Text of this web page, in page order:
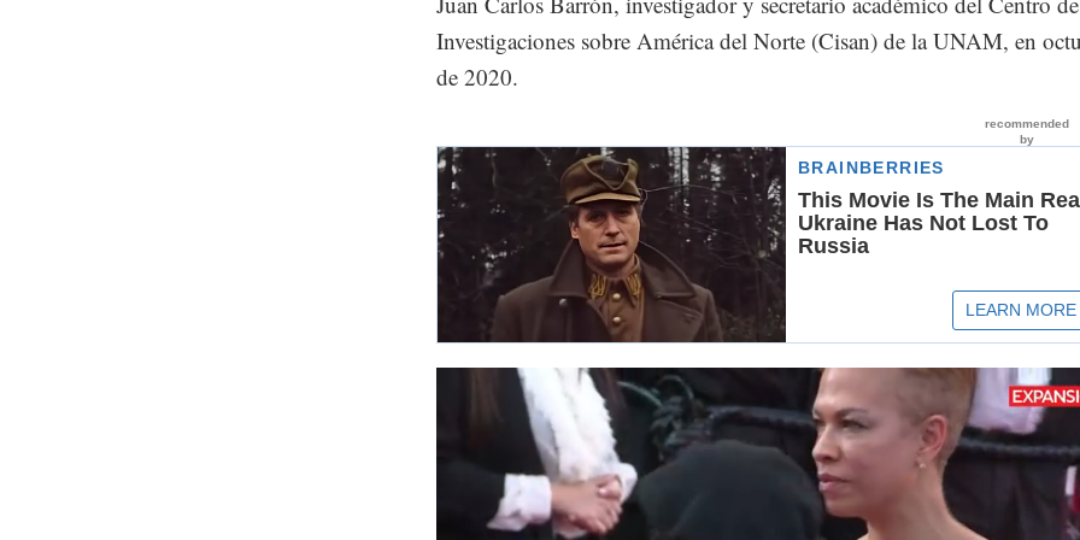
Investigaciones sobre América del Norte (Cisan) de la UNAM, en
de 2020.